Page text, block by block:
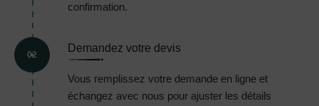
confirmation.
02
Demandez votre devis
Vous remplissez votre demande en ligne et
échangez avec nous pour ajuster les détails